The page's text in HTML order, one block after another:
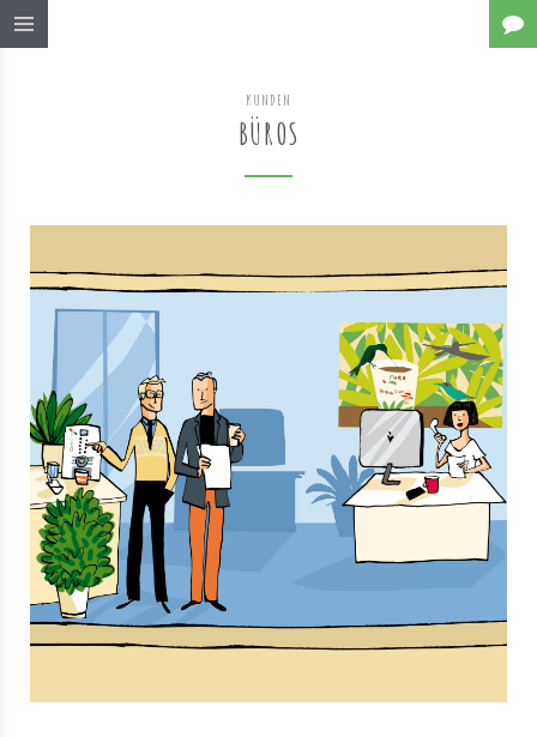
KUNDEN
BÜROS